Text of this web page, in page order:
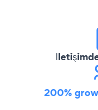
200%